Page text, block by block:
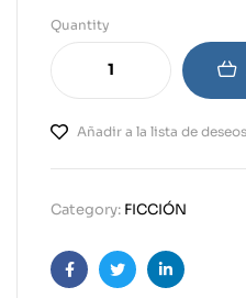
Quantity
Añadir a la lista de deseos
Category: FICCIÓN
FacebookTwitterLinkedin